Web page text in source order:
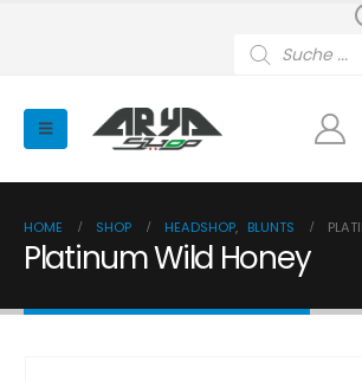
search
HOME SHOP HEADSHOP, BLUNTS
Platinum Wild Honey